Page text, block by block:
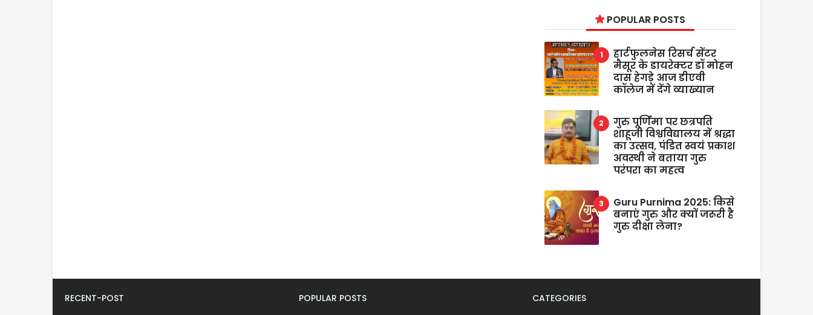
POPULAR POSTS
हार्टफुलनेस रिसर्च सेंटर
मैसूर के डायरेक्टर डॉ मोहन
दास हेगड़े आज डीएवी
कॉलेज में देंगे व्याख्यान
गुरु पूर्णिमा पर छत्रपति
शाहूजी विश्वविद्यालय में श्रद्धा
का उत्सव, पंडित स्वयं प्रकाश
अवस्थी ने बताया गुरु
परंपरा का महत्व
Guru Purnima 2025: किसे
बनाएं गुरु और क्यों जरूरी है
गुरु दीक्षा लेना?
RECENT-POST POPULAR POSTS CATEGORIES